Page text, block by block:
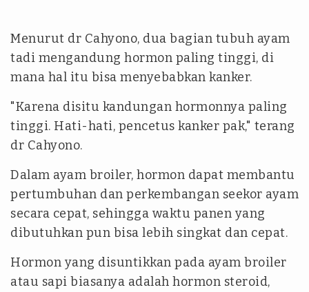
Menurut dr Cahyono, dua bagian tubuh ayam
tadi mengandung hormon paling tinggi, di
mana hal itu bisa menyebabkan kanker.
"Karena disitu kandungan hormonnya paling
tinggi. Hati-hati, pencetus kanker pak," terang
dr Cahyono.
Dalam ayam broiler, hormon dapat membantu
pertumbuhan dan perkembangan seekor ayam
secara cepat, sehingga waktu panen yang
dibutuhkan pun bisa lebih singkat dan cepat.
Hormon yang disuntikkan pada ayam broiler
atau sapi biasanya adalah hormon steroid,